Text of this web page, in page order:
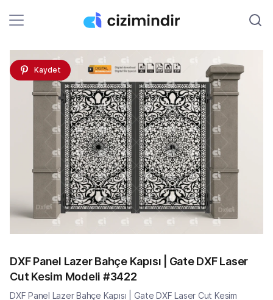
Kaydet
DXF Panel Lazer Bahçe Kapısı | Gate DXF Laser
Cut Kesim Modeli #3422
DXF Panel Lazer Bahçe Kapısı | Gate DXF Laser Cut Kesim